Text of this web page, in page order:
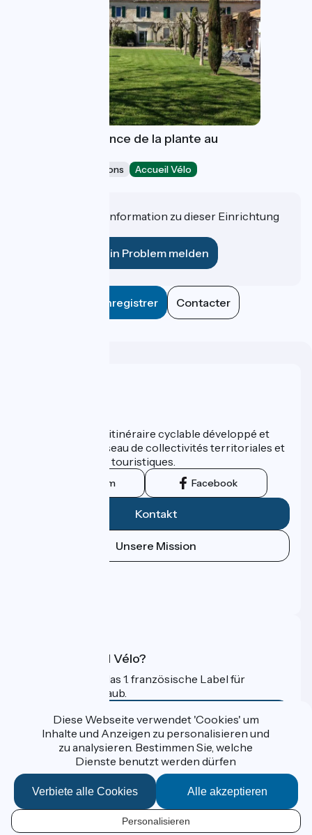
DE
Un Mas en Provence de la plante au
Museums & attractions Accueil Vélo
Haben Sie eine Information zu dieser Einrichtung
Ein Problem melden
Enregistrer Contacter
ViaRhôna est un itinéraire cyclable développé et
promu par un réseau de collectivités territoriales et
leurs institutions touristiques.
Instagram Facebook
Kontakt
Unsere Mission
Was ist Accueil Vélo?
Accueil Vélo ist das 1. französische Label für
Radfahrer im Urlaub.
Mehr erfahren
Gefördert im Rahmen von Destination France
Données personnelles
Espace Presse
Diese Webseite verwendet 'Cookies' um
Inhalte und Anzeigen zu personalisieren und
zu analysieren. Bestimmen Sie, welche
Dienste benutzt werden dürfen
Alle akzeptieren
Verbiete alle Cookies
Personalisieren